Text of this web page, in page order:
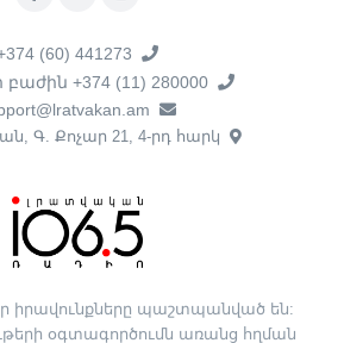
(60) 441273
+374 (11) 280000
Գ. Քոչար 21, 4-րդ հարկ
իրավունքները պաշտպանված են:
օգտագործումն առանց հղման